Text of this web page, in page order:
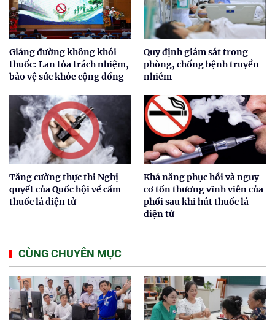
Giảng đường không khói
thuốc: Lan tỏa trách nhiệm,
bảo vệ sức khỏe cộng đồng
Quy định giám sát trong
phòng, chống bệnh truyền
nhiễm
Tăng cường thực thi Nghị
quyết của Quốc hội về cấm
thuốc lá điện tử
Khả năng phục hồi và nguy
cơ tổn thương vĩnh viễn của
phổi sau khi hút thuốc lá
điện tử
CÙNG CHUYÊN MỤC